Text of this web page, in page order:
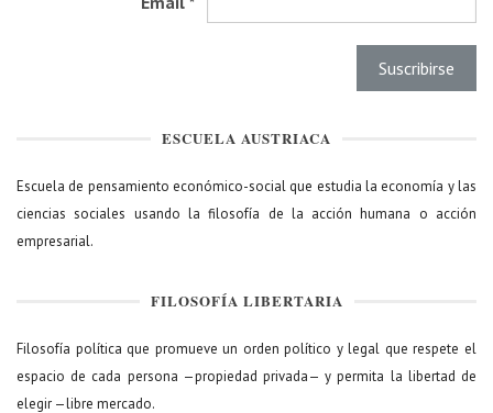
ESCUELA AUSTRIACA
Escuela de pensamiento económico-social que estudia la economía y las
ciencias sociales usando la filosofía de la acción humana o acción
empresarial.
FILOSOFÍA LIBERTARIA
Filosofía política que promueve un orden político y legal que respete el
espacio de cada persona —propiedad privada— y permita la libertad de
elegir —libre mercado.